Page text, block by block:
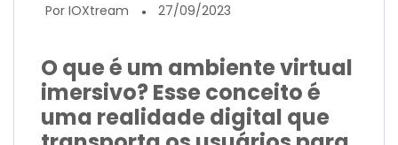
Por IOXtream ● 27/09/2023
O que é um ambiente virtual
imersivo? Esse conceito é
uma realidade digital que